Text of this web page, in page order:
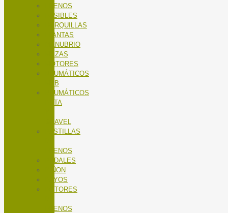
FRENOS
FUSIBLES
HORQUILLAS
LLANTAS
MANUBRIO
MAZAS
MOTORES
NEUMÁTICOS
MTB
NEUMÁTICOS
RUTA
GRAVEL
PASTILLAS
FRENOS
PEDALES
PIÑON
RAYOS
ROTORES
FRENOS